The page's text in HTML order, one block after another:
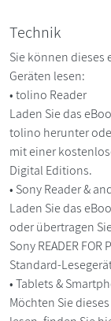
Technik
Sie können dieses
Geräten lesen:
• tolino Reader
Laden Sie das
tolino herunter
mit einer
Digital Editions.
• Sony Reader &
Laden Sie das
oder übertragen
Sony READER
Standard-
• Tablets &
Möchten Sie